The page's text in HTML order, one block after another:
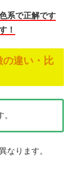
系で正解です
！
の違い・比
なります。